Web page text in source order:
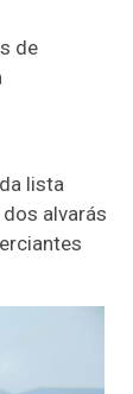
de
lista
alvarás